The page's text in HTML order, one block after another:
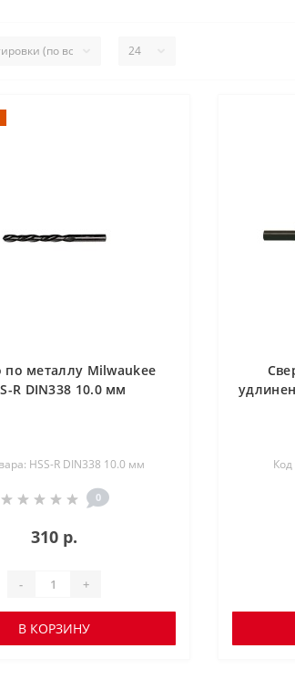
по металлу Milwaukee
R DIN338 10.0 мм
HSS-R DIN338 10.0 мм
0
310 р.
- +
В КОРЗИНУ
Код